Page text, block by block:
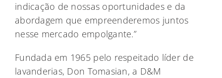
indicação de nossas oportunidades e da
abordagem que empreenderemos juntos
nesse mercado empolgante.”
Fundada em 1965 pelo respeitado líder de
lavanderias, Don Tomasian, a D&M